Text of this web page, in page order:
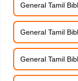
General Tamil
General Tamil
General Tamil